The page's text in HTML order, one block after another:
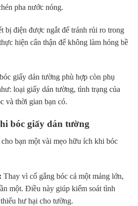
pha nước nóng.
bị điện được ngắt để tránh rủi ro trong
hiện cẩn thận để không làm hỏng bề
giấy dán tường phù hợp còn phụ
loại giấy dán tường, tình trạng của
và thời gian bạn có.
bóc giấy dán tường
bạn một vài mẹo hữu ích khi bóc
Thay vì cố gắng bóc cả một mảng lớn,
một. Điều này giúp kiểm soát tình
hư hại cho tường.